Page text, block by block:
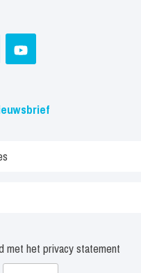
met het privacy statement